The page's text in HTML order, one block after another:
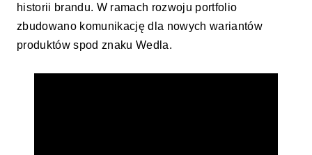
historii brandu. W ramach rozwoju portfolio
zbudowano komunikację dla nowych wariantów
produktów spod znaku Wedla.